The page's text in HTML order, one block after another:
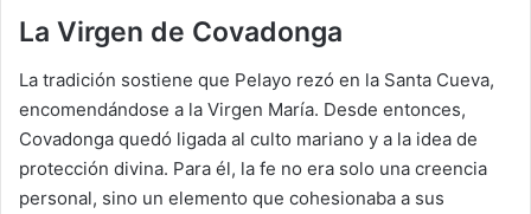
La Virgen de Covadonga
La tradición sostiene que Pelayo rezó en la Santa Cueva,
encomendándose a la Virgen María. Desde entonces,
Covadonga quedó ligada al culto mariano y a la idea de
protección divina. Para él, la fe no era solo una creencia
personal, sino un elemento que cohesionaba a sus